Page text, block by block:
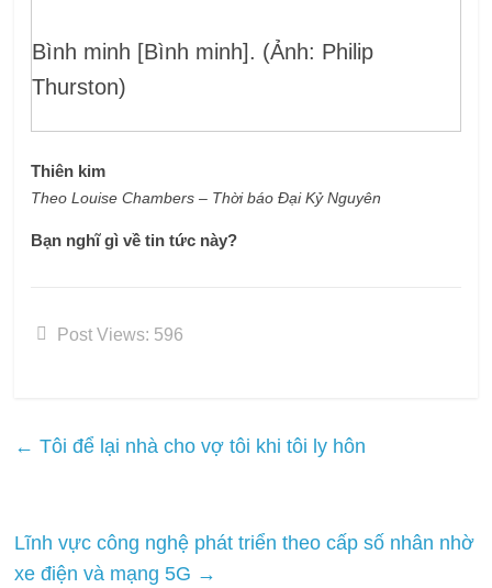
Bình minh [Bình minh]. (Ảnh: Philip
Thurston)
Thiên kim
TheoLouise Chambers – Thời báo Đại Kỷ Nguyên
Bạn nghĩ gì về tin tức này?
Post Views: 596
← Tôi để lại nhà cho vợ tôi khi tôi ly hôn
Lĩnh vực công nghệ phát triển theo cấp số nhân nhờ
xe điện và mạng 5G →